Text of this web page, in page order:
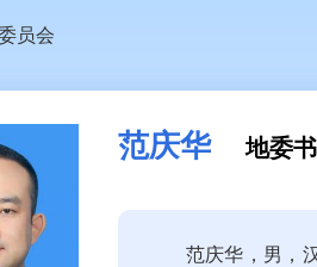
员会
范庆华 地委
范庆华，男，